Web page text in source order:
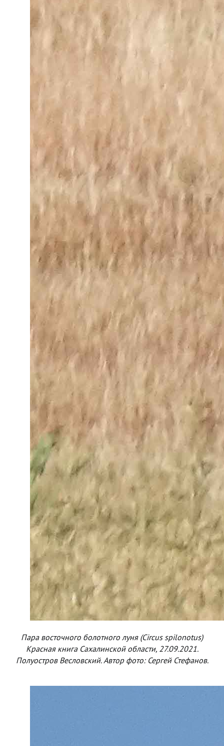
Пара восточного болотного луня (Circus spilonotus)
Красная книга Сахалинской области, 27.09.2021.
Полуостров Весловский. Автор фото: Сергей Стефанов.